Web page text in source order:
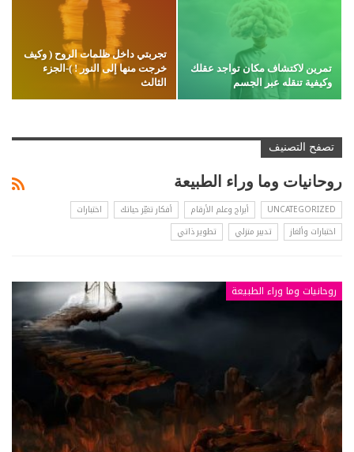
تمرين لاكتشاف مكان تواجد عقلك
وكيفية تنقله عبر الجسم
تجربتي داخل ظلمات الروح ( وكيف
خرجت منها إلى النور ! )-الجزء
الثالث
تصفح التصنيف
روحانيات وما وراء الطبيعة
UNCATEGORIZED أبراج وعلم الأرقام أفكار تغيّر حياتك
اختبارات
اختبارات وألغاز
تدبير منزلي تطوير ذاتي
روحانيات وما وراء الطبيعة